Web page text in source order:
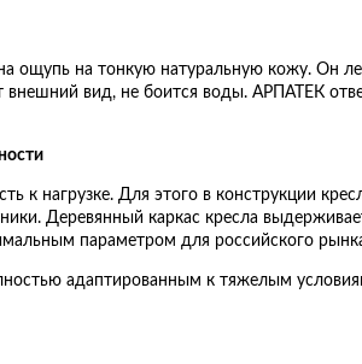
на тонкую натуральную кожу. Он
вид, не боится воды. АРПАТЕК
к нагрузке. Для этого в конструкции
Деревянный каркас кресла
параметром для российского
адаптированным к тяжелым